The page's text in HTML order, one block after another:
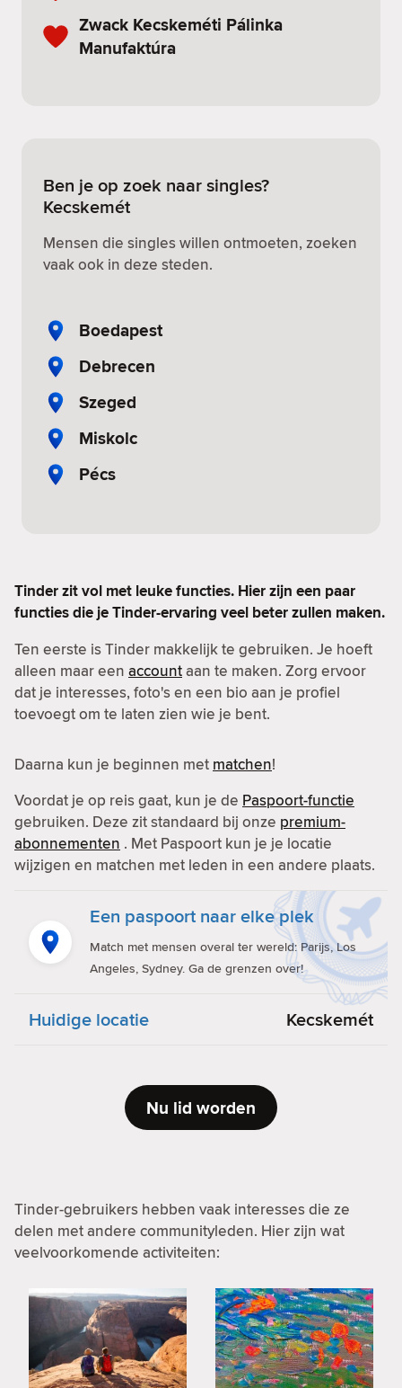
Zwack Kecskeméti Pálinka
Manufaktúra
Ben je op zoek naar singles?
Kecskemét
Mensen die singles willen ontmoeten, zoeken
vaak ook in deze steden.
Boedapest
Debrecen
Szeged
Miskolc
Pécs
Tinder zit vol met leuke functies. Hier zijn een paar
functies die je Tinder-ervaring veel beter zullen maken.
Ten eerste is Tinder makkelijk te gebruiken. Je hoeft
alleen maar een accountaan te maken. Zorg ervoor
dat je interesses, foto's en een bio aan je profiel
toevoegt om te laten zien wie je bent.
Daarna kun je beginnen met matchen!
Voordat je op reis gaat, kun je de Paspoort-functie
gebruiken. Deze zit standaard bij onze premium-
abonnementen . Met Paspoort kun je je locatie
wijzigen en matchen met leden in een andere plaats.
Een paspoort naar elke plek
Match met mensen overal ter wereld: Parijs, Los
Angeles, Sydney. Ga de grenzen over!
Huidige locatie Kecskemét
Nu lid worden
Tinder-gebruikers hebben vaak interesses die ze
delen met andere communityleden. Hier zijn wat
veelvoorkomende activiteiten: